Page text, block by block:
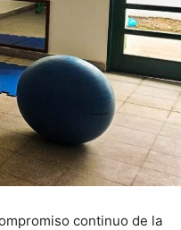
continuo de la